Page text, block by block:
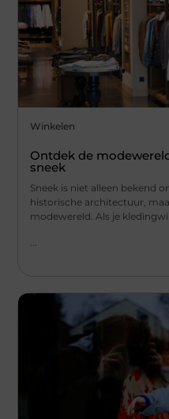
Winkelen
Ontdek de
sneek
Sneek is niet alleen bekend
historische architectuur,
modewereld. Als je